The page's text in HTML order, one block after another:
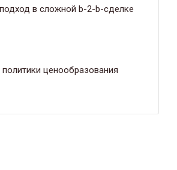
в сложной b-2-b-сделке
ценообразования